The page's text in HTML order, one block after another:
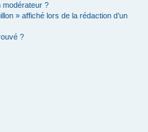
modérateur ?
» affiché lors de la rédaction d’un
?